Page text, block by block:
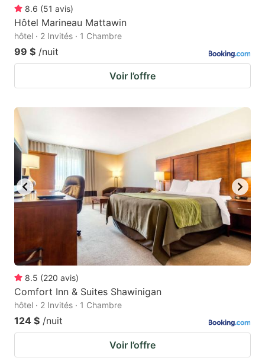
8.6 (51 avis)
Hôtel Marineau Mattawin
hôtel · 2 Invités · 1 Chambre
99 $ /nuit
Voir l’offre
8.5 (220 avis)
Comfort Inn & Suites Shawinigan
hôtel · 2 Invités · 1 Chambre
124 $ /nuit
Voir l’offre